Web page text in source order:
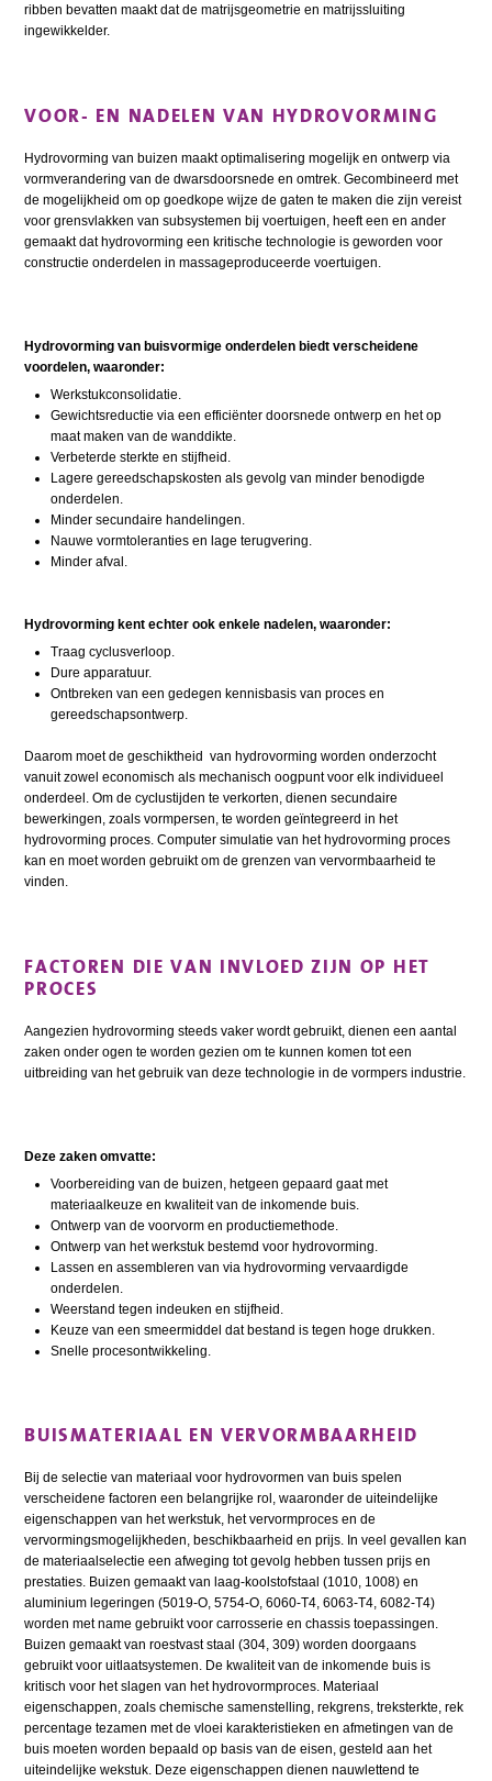
ribben bevatten maakt dat de matrijsgeometrie en matrijssluiting
ingewikkelder.
VOOR- EN NADELEN VAN HYDROVORMING
Hydrovorming van buizen maakt optimalisering mogelijk en ontwerp via
vormverandering van de dwarsdoorsnede en omtrek. Gecombineerd met
de mogelijkheid om op goedkope wijze de gaten te maken die zijn vereist
voor grensvlakken van subsystemen bij voertuigen, heeft een en ander
gemaakt dat hydrovorming een kritische technologie is geworden voor
constructie onderdelen in massageproduceerde voertuigen.
Hydrovorming van buisvormige onderdelen biedt verscheidene
voordelen, waaronder:
Werkstukconsolidatie.
Gewichtsreductie via een efficiënter doorsnede ontwerp en het op
maat maken van de wanddikte.
Verbeterde sterkte en stijfheid.
Lagere gereedschapskosten als gevolg van minder benodigde
onderdelen.
Minder secundaire handelingen.
Nauwe vormtoleranties en lage terugvering.
Minder afval.
Hydrovorming kent echter ook enkele nadelen, waaronder:
Traag cyclusverloop.
Dure apparatuur.
Ontbreken van een gedegen kennisbasis van proces en
gereedschapsontwerp.
Daarom moet de geschiktheid van hydrovorming worden onderzocht
vanuit zowel economisch als mechanisch oogpunt voor elk individueel
onderdeel. Om de cyclustijden te verkorten, dienen secundaire
bewerkingen, zoals vormpersen, te worden geïntegreerd in het
hydrovorming proces. Computer simulatie van het hydrovorming proces
kan en moet worden gebruikt om de grenzen van vervormbaarheid te
vinden.
FACTOREN DIE VAN INVLOED ZIJN OP HET
PROCES
Aangezien hydrovorming steeds vaker wordt gebruikt, dienen een aantal
zaken onder ogen te worden gezien om te kunnen komen tot een
uitbreiding van het gebruik van deze technologie in de vormpers industrie.
Deze zaken omvatte:
Voorbereiding van de buizen, hetgeen gepaard gaat met
materiaalkeuze en kwaliteit van de inkomende buis.
Ontwerp van de voorvorm en productiemethode.
Ontwerp van het werkstuk bestemd voor hydrovorming.
Lassen en assembleren van via hydrovorming vervaardigde
onderdelen.
Weerstand tegen indeuken en stijfheid.
Keuze van een smeermiddel dat bestand is tegen hoge drukken.
Snelle procesontwikkeling.
BUISMATERIAAL EN VERVORMBAARHEID
Bij de selectie van materiaal voor hydrovormen van buis spelen
verscheidene factoren een belangrijke rol, waaronder de uiteindelijke
eigenschappen van het werkstuk, het vervormproces en de
vervormingsmogelijkheden, beschikbaarheid en prijs. In veel gevallen kan
de materiaalselectie een afweging tot gevolg hebben tussen prijs en
prestaties. Buizen gemaakt van laag-koolstofstaal (1010, 1008) en
aluminium legeringen (5019-O, 5754-O, 6060-T4, 6063-T4, 6082-T4)
worden met name gebruikt voor carrosserie en chassis toepassingen.
Buizen gemaakt van roestvast staal (304, 309) worden doorgaans
gebruikt voor uitlaatsystemen. De kwaliteit van de inkomende buis is
kritisch voor het slagen van het hydrovormproces. Materiaal
eigenschappen, zoals chemische samenstelling, rekgrens, treksterkte, rek
percentage tezamen met de vloei karakteristieken en afmetingen van de
buis moeten worden bepaald op basis van de eisen, gesteld aan het
uiteindelijke wekstuk. Deze eigenschappen dienen nauwlettend te